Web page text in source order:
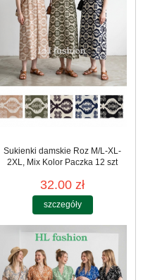
Sukienki damskie Roz M/L-XL-
2XL, Mix Kolor Paczka 12 szt
32.00 zł
szczegóły